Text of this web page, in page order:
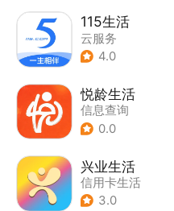
115生活
云服务
4.0
悦龄生活
信息查询
0.0
兴业生活
信用卡生活
3.0